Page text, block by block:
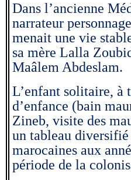
Dans l’ancienne
narrateur
menait une vie
sa mère Lalla
Maâlem Abdeslam.
L’enfant solitaire, à
d’enfance (bain
Zineb, visite des
un tableau
marocaines aux
période de la